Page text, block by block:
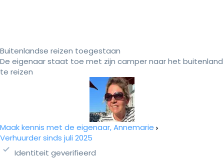
Buitenlandse reizen toegestaan
De eigenaar staat toe met zijn camper naar het buitenland
te reizen
Maak kennis met de eigenaar, Annemarie
Verhuurder sinds juli 2025
Identiteit geverifieerd